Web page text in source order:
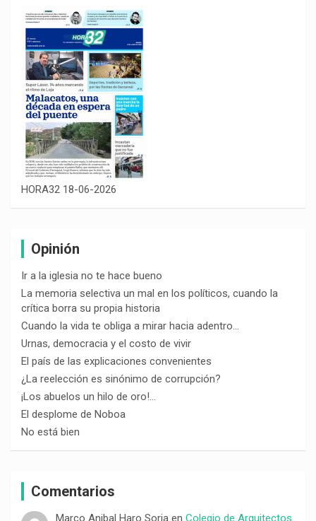
HORA32 18-06-2026
Opinión
Ir a la iglesia no te hace bueno
La memoria selectiva un mal en los políticos, cuando la
crítica borra su propia historia
Cuando la vida te obliga a mirar hacia adentro…
Urnas, democracia y el costo de vivir
El país de las explicaciones convenientes
¿La reelección es sinónimo de corrupción?
¡Los abuelos un hilo de oro!…
El desplome de Noboa
No está bien
Comentarios
Marco Anibal Haro Soriaen Colegio de Arquitectos